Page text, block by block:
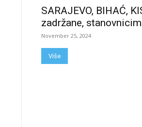
SARAJEVO, BIHAĆ,
zadržane,
November 25, 2024
Više